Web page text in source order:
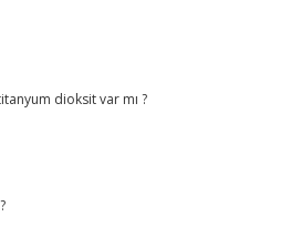
dioksit var mı ?